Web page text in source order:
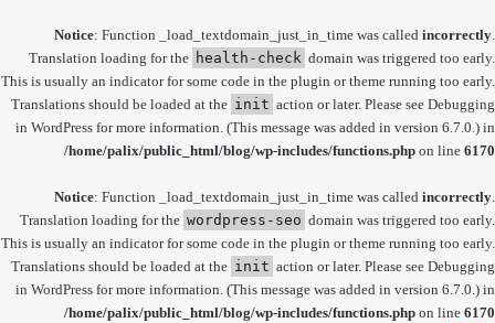
Notice: Function _load_textdomain_just_in_time was called incorrectly.
Translation loading for the health-check domain was triggered too early.
This is usually an indicator for some code in the plugin or theme running too early.
Translations should be loaded at the init action or later. Please see Debugging
in WordPress for more information. (This message was added in version 6.7.0.) in
/home/palix/public_html/blog/wp-includes/functions.php on line 6170
Notice: Function _load_textdomain_just_in_time was called incorrectly.
Translation loading for the wordpress-seo domain was triggered too early.
This is usually an indicator for some code in the plugin or theme running too early.
Translations should be loaded at the init action or later. Please see Debugging
in WordPress for more information. (This message was added in version 6.7.0.) in
/home/palix/public_html/blog/wp-includes/functions.php on line 6170